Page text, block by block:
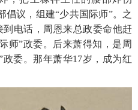
倡议，组建“少共国际师”。之
电话，周恩来总政委命他赶
师”政委。后来萧得知，是周
委。那年萧华17岁，成为红